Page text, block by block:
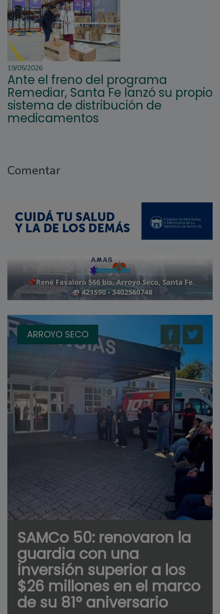
19/05/2026
Ante el freno del programa
Remediar, Santa Fe lanzó su propio
sistema de distribución de
medicamentos
Comentar
ARROYO SECO
SAMCo 50: renovaron la
guardia con una
inversión superior a los
$26 millones en el marco
de su 81° aniversario